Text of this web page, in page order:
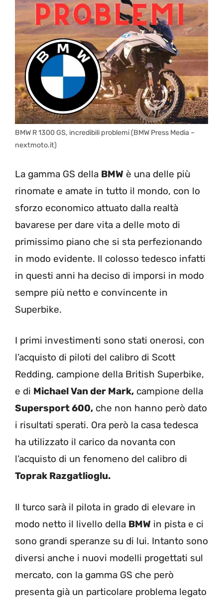
BMW R 1300 GS, incredibili problemi (BMW Press Media –
nextmoto.it)
La gamma GS della BMW è una delle più
rinomate e amate in tutto il mondo, con lo
sforzo economico attuato dalla realtà
bavarese per dare vita a delle moto di
primissimo piano che si sta perfezionando
in modo evidente. Il colosso tedesco infatti
in questi anni ha deciso di imporsi in modo
sempre più netto e convincente in
Superbike.
I primi investimenti sono stati onerosi, con
l’acquisto di piloti del calibro di Scott
Redding, campione della British Superbike,
e di Michael Van der Mark, campione della
Supersport 600, che non hanno però dato
i risultati sperati. Ora però la casa tedesca
ha utilizzato il carico da novanta con
l’acquisto di un fenomeno del calibro di
Toprak Razgatlioglu.
Il turco sarà il pilota in grado di elevare in
modo netto il livello della BMW in pista e ci
sono grandi speranze su di lui. Intanto sono
diversi anche i nuovi modelli progettati sul
mercato, con la gamma GS che però
presenta già un particolare problema legato